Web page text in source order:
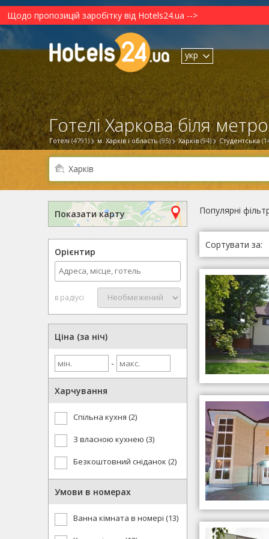
Щодо пропозицій заробітку від Hotels24.ua -->
укр
Готелі (4791) м. Харків і область (95) Харків (94) Студентська
Готелі Харкова біля
Показати карту
Орієнтир
в радіусі
Ціна (за ніч)
-
Харчування
Спільна кухня (2)
З власною кухнею (3)
Безкоштовний сніданок (2)
Умови в номерах
Ванна кімната в номері (13)
Популярні
Сортувати за: